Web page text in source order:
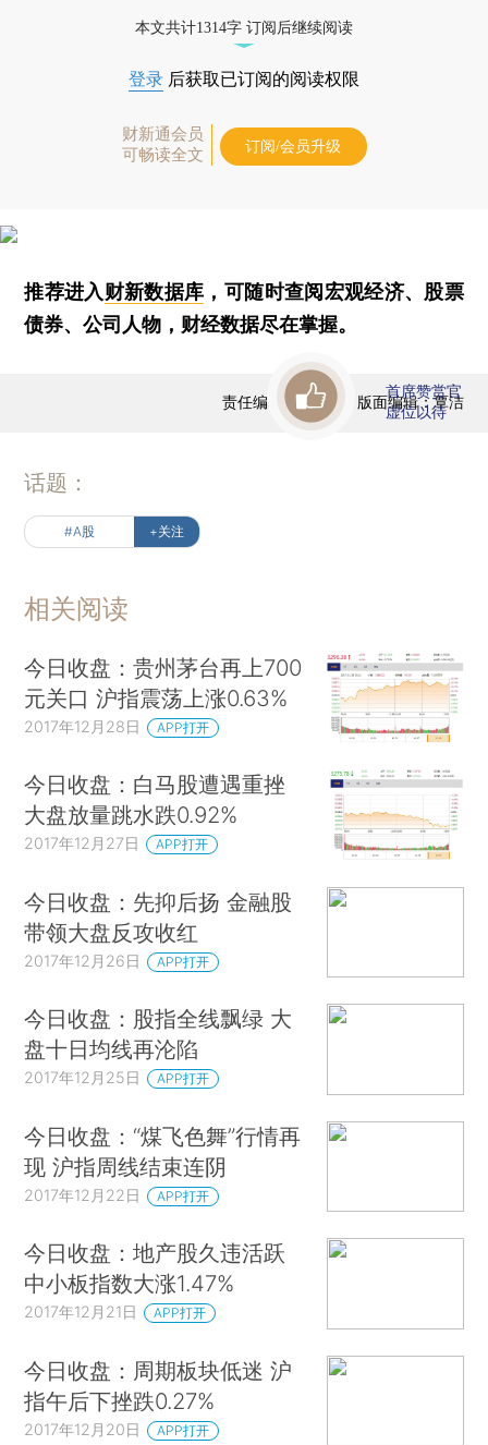
本文共计1314字 订阅后继续阅读
登录 后获取已订阅的阅读权限
财新通会员
可畅读全文
订阅/会员升级
推荐进入财新数据库 ，可随时查阅宏观经济、股票
债券、公司人物，财经数据尽在掌握。
责任编辑：曹文姣 | 版面编辑：覃洁
首席赞赏官
虚位以待
话题：
#A股 +关注
相关阅读
今日收盘：贵州茅台再上700
元关口 沪指震荡上涨0.63%
2017年12月28日 APP打开
今日收盘：白马股遭遇重挫
大盘放量跳水跌0.92%
2017年12月27日 APP打开
今日收盘：先抑后扬 金融股
带领大盘反攻收红
2017年12月26日 APP打开
今日收盘：股指全线飘绿 大
盘十日均线再沦陷
2017年12月25日 APP打开
今日收盘：“煤飞色舞”行情再
现 沪指周线结束连阴
2017年12月22日 APP打开
今日收盘：地产股久违活跃
中小板指数大涨1.47%
2017年12月21日 APP打开
今日收盘：周期板块低迷 沪
指午后下挫跌0.27%
2017年12月20日 APP打开